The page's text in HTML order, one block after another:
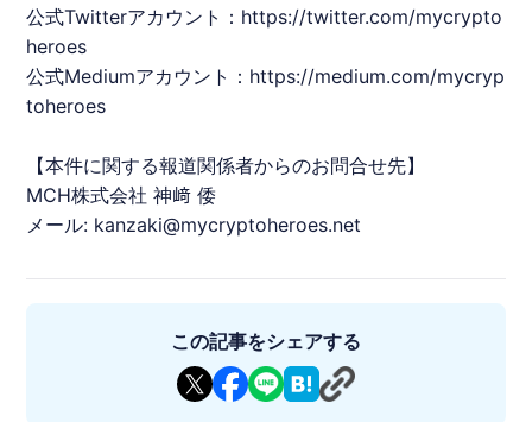
公式Twitterアカウント： https://twitter.com/mycrypto
heroes
公式Mediumアカウント： https://medium.com/mycryp
toheroes
【本件に関する報道関係者からのお問合せ先】
MCH株式会社 神﨑 倭
メール: kanzaki@mycryptoheroes.net
この記事をシェアする